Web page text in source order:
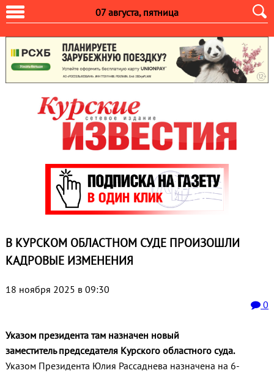
07 августа, пятница
В КУРСКОМ ОБЛАСТНОМ СУДЕ ПРОИЗОШЛИ
КАДРОВЫЕ ИЗМЕНЕНИЯ
18 ноября 2025 в 09:30
0
Указом президента там назначен новый
заместитель председателя Курского областного суда.
Указом Президента Юлия Рассаднева назначена на 6-